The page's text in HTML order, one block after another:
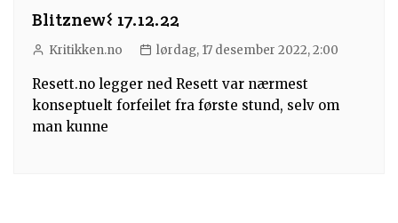
Blitznew𐌔 17.12.22
Kritikken.no lørdag, 17 desember 2022, 2:00
Resett.no legger ned Resett var nærmest
konseptuelt forfeilet fra første stund, selv om
man kunne